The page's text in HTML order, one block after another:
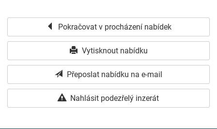
Pokračovat v procházení nabídek
Vytisknout nabídku
Přeposlat nabídku na e-mail
Nahlásit podezřelý inzerát